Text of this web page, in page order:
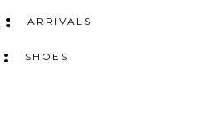
: ARRIVALS
: SHOES